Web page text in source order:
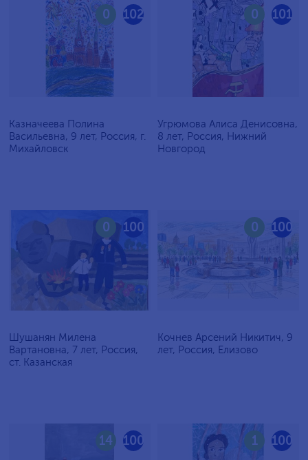
102
0
Казначеева Полина
Васильевна, 9 лет, Россия, г.
Михайловск
101
0
Угрюмова Алиса Денисовна,
8 лет, Россия, Нижний
Новгород
100
0
Шушанян Милена
Вартановна, 7 лет, Россия,
ст. Казанская
100
0
Кочнев Арсений Никитич, 9
лет, Россия, Елизово
100
14 100
1